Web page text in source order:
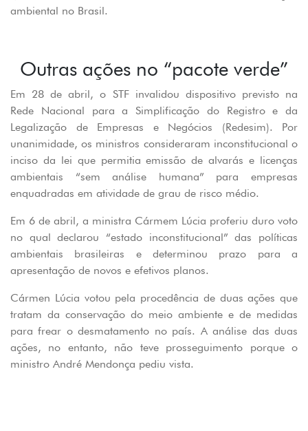
ambiental no Brasil.
Outras ações no “pacote verde”
Em 28 de abril, o STF invalidou dispositivo previsto na
Rede Nacional para a Simplificação do Registro e da
Legalização de Empresas e Negócios (Redesim). Por
unanimidade, os ministros consideraram inconstitucional o
inciso da lei que permitia emissão de alvarás e licenças
ambientais “sem análise humana” para empresas
enquadradas em atividade de grau de risco médio.
Em 6 de abril, a ministra Cármem Lúcia proferiu duro voto
no qual declarou “estado inconstitucional” das políticas
ambientais brasileiras e determinou prazo para a
apresentação de novos e efetivos planos.
Cármen Lúcia votou pela procedência de duas ações que
tratam da conservação do meio ambiente e de medidas
para frear o desmatamento no país. A análise das duas
ações, no entanto, não teve prosseguimento porque o
ministro André Mendonça pediu vista.